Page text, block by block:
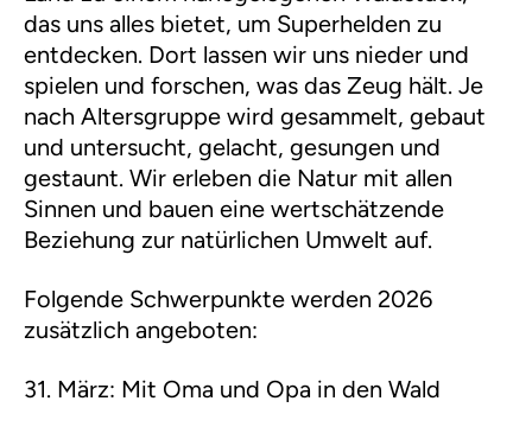
das uns alles bietet, um Superhelden zu
entdecken. Dort lassen wir uns nieder und
spielen und forschen, was das Zeug hält. Je
nach Altersgruppe wird gesammelt, gebaut
und untersucht, gelacht, gesungen und
gestaunt. Wir erleben die Natur mit allen
Sinnen und bauen eine wertschätzende
Beziehung zur natürlichen Umwelt auf.
Folgende Schwerpunkte werden 2026
zusätzlich angeboten:
31. März: Mit Oma und Opa in den Wald